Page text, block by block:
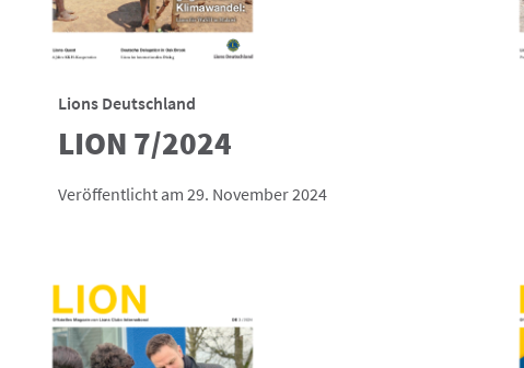
Lions Deutschland
LION 7/2024
Veröffentlicht am 29. November 2024